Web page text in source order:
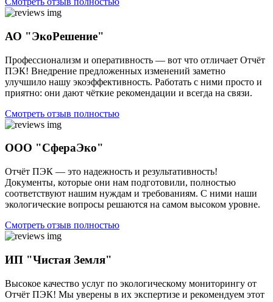
АО "ЭкоРешение"
Профессионализм и оперативность — вот что отличает Отчёт
ПЭК! Внедрение предложенных изменений заметно
улучшило нашу экоэффективность. Работать с ними просто и
приятно: они дают чёткие рекомендации и всегда на связи.
Смотреть отзыв полностью
ООО "СфераЭко"
Отчёт ПЭК — это надежность и результативность!
Документы, которые они нам подготовили, полностью
соответствуют нашим нуждам и требованиям. С ними наши
экологические вопросы решаются на самом высоком уровне.
Смотреть отзыв полностью
ИП "Чистая Земля"
Высокое качество услуг по экологическому мониторингу от
Отчёт ПЭК! Мы уверены в их экспертизе и рекомендуем этот